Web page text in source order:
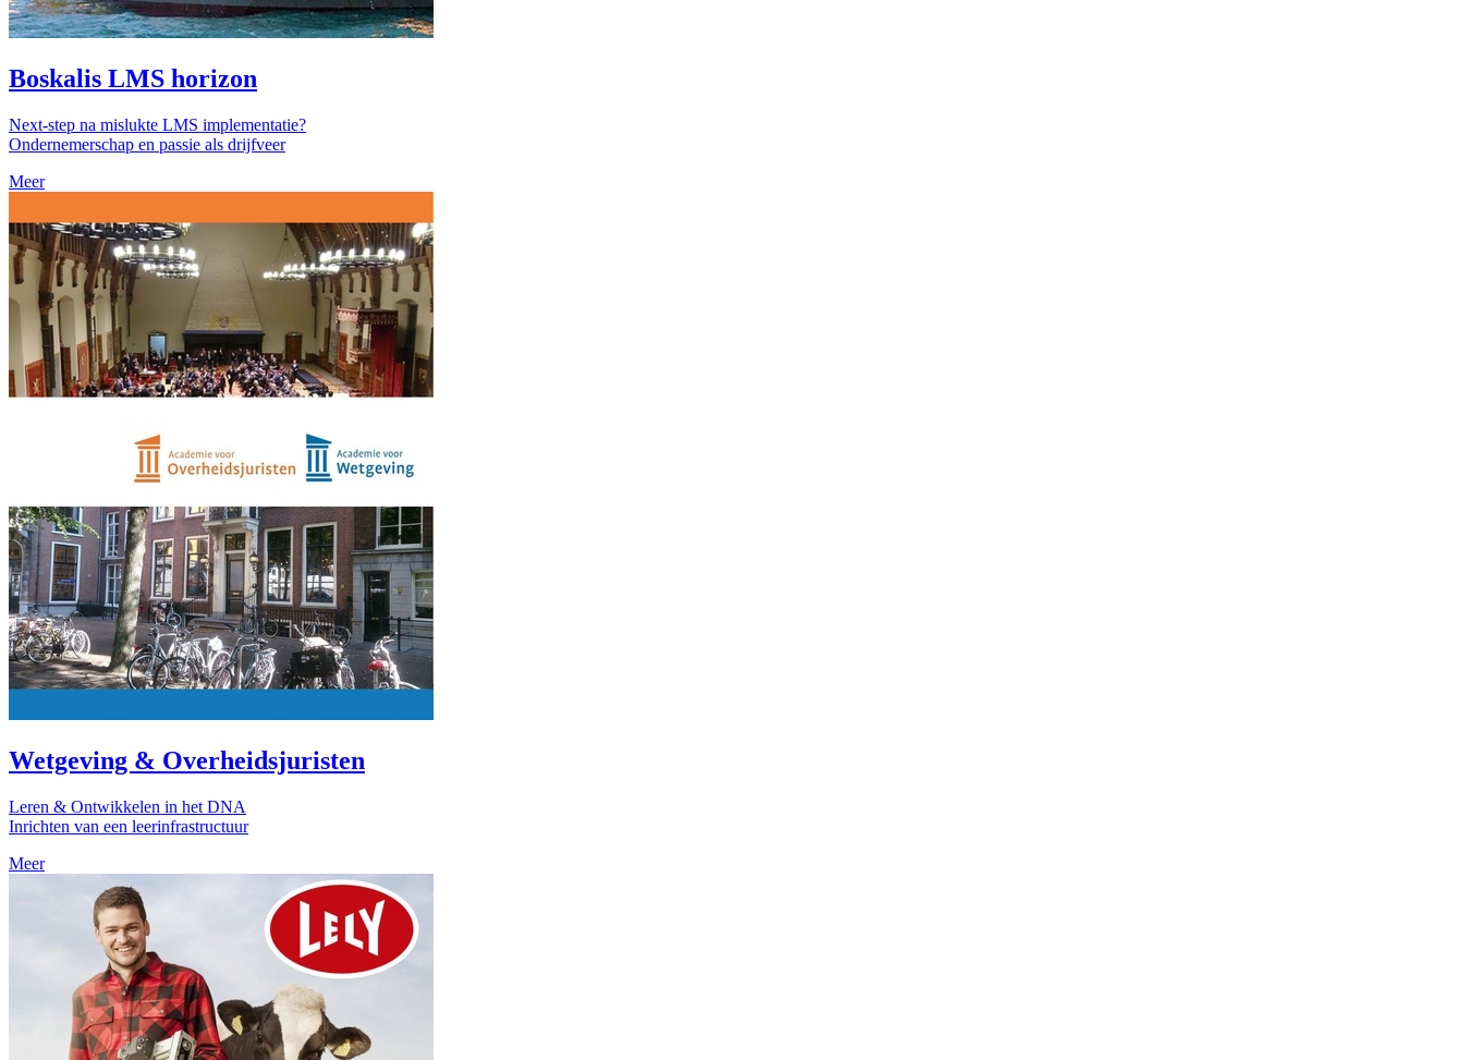
Boskalis LMS horizon
Next-step na mislukte LMS implementatie?
Ondernemerschap en passie als drijfveer
Meer
Wetgeving & Overheidsjuristen
Leren & Ontwikkelen in het DNA
Inrichten van een leerinfrastructuur
Meer